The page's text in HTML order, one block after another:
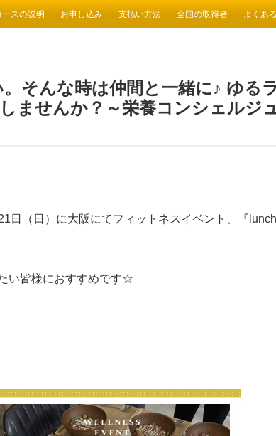
ースの説明 お申し込み 支払い方法 全国の取得者 よくあ
そんな時は仲間と一緒に♪ ゆるラ
ませんか？～栄養コンシェルジ
日（日）に大阪にてフィットネスイベント、『
い皆様におすすめです☆